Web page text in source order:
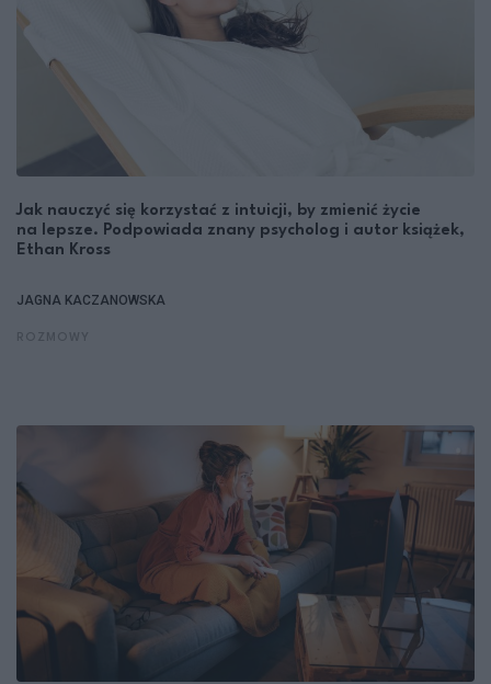
Jak nauczyć się korzystać z intuicji, by zmienić życie
na lepsze. Podpowiada znany psycholog i autor książek,
Ethan Kross
JAGNA KACZANOWSKA